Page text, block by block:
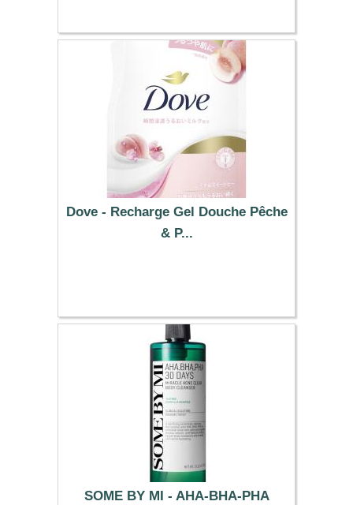
Dove - Recharge Gel Douche Pêche
& P...
SOME BY MI - AHA-BHA-PHA